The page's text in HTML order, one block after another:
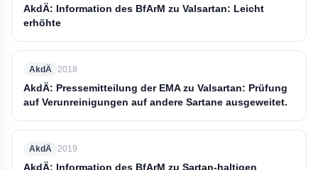
AkdÄ: Information des BfArM zu Valsartan: Leicht
erhöhte
AkdÄ 2018
AkdÄ: Pressemitteilung der EMA zu Valsartan: Prüfung
auf Verunreinigungen auf andere Sartane ausgeweitet.
AkdÄ 2019
AkdÄ: Information des BfArM zu Sartan-haltigen